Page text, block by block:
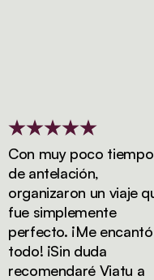
Con muy poco tiempo
de antelación,
organizaron un viaje que
fue simplemente
perfecto. ¡Me encantó
todo! ¡Sin duda
recomendaré Viatu a